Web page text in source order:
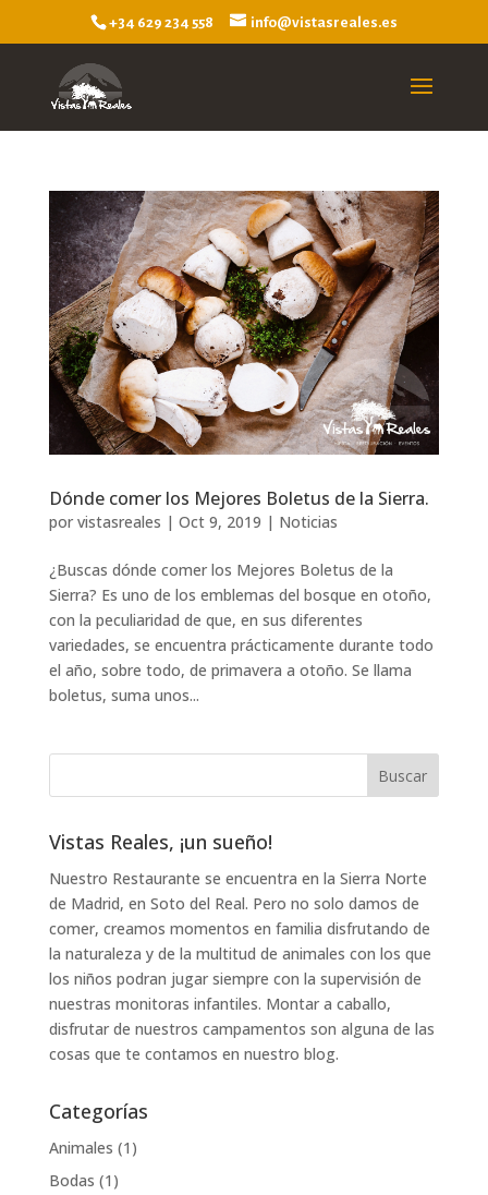
+34 629 234 558 info@vistasreales.es
Dónde comer los Mejores Boletus de la Sierra.
por vistasreales | Oct 9, 2019 | Noticias
¿Buscas dónde comer los Mejores Boletus de la
Sierra? Es uno de los emblemas del bosque en otoño,
con la peculiaridad de que, en sus diferentes
variedades, se encuentra prácticamente durante todo
el año, sobre todo, de primavera a otoño. Se llama
boletus, suma unos...
Vistas Reales, ¡un sueño!
Nuestro Restaurante se encuentra en la Sierra Norte
de Madrid, en Soto del Real. Pero no solo damos de
comer, creamos momentos en familia disfrutando de
la naturaleza y de la multitud de animales con los que
los niños podran jugar siempre con la supervisión de
nuestras monitoras infantiles. Montar a caballo,
disfrutar de nuestros campamentos son alguna de las
cosas que te contamos en nuestro blog.
Categorías
Animales (1)
Bodas (1)